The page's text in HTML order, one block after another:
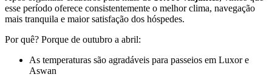
esse período oferece consistentemente o melhor clima, navegação
mais tranquila e maior satisfação dos hóspedes.
Por quê? Porque de outubro a abril:
As temperaturas são agradáveis para passeios em Luxor e
Aswan